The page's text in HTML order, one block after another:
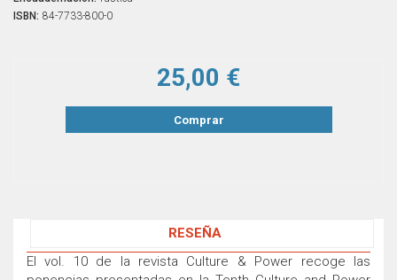
ISBN: 84-7733-800-0
25,00 €
Comprar
RESEÑA
El vol. 10 de la revista Culture & Power recoge las